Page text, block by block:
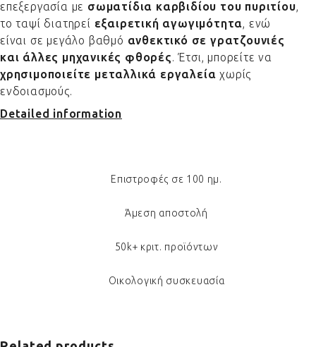
επεξεργασία με σωματίδια καρβιδίου του πυριτίου,
το ταψί διατηρεί εξαιρετική αγωγιμότητα, ενώ
είναι σε μεγάλο βαθμό ανθεκτικό σε γρατζουνιές
και άλλες μηχανικές φθορές. Έτσι, μπορείτε να
χρησιμοποιείτε μεταλλικά εργαλεία χωρίς
ενδοιασμούς.
Detailed information
Επιστροφές σε 100 ημ.
Άμεση αποστολή
50k+ κριτ. προϊόντων
Οικολογική συσκευασία